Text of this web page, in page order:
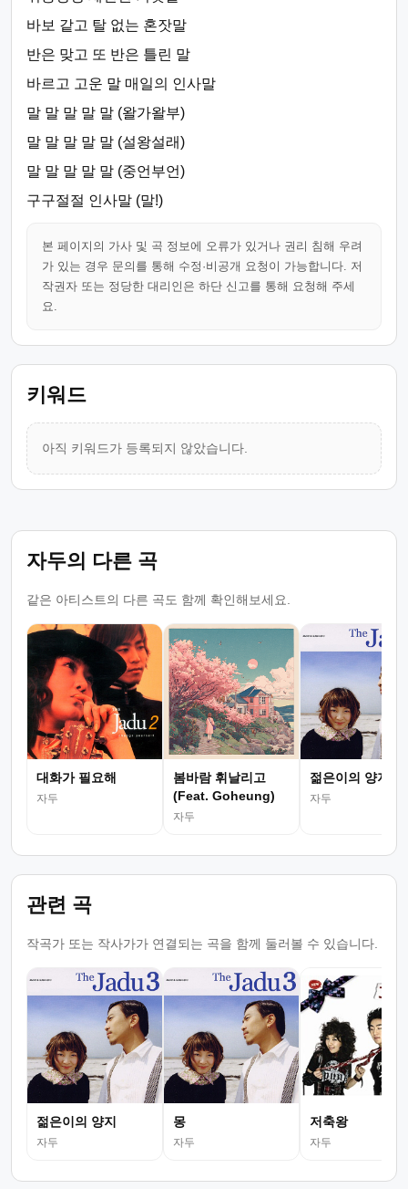
바보 같고 탈 없는 혼잣말
반은 맞고 또 반은 틀린 말
바르고 고운 말 매일의 인사말
말 말 말 말 말 (왈가왈부)
말 말 말 말 말 (설왕설래)
말 말 말 말 말 (중언부언)
구구절절 인사말 (말!)
본 페이지의 가사 및 곡 정보에 오류가 있거나 권리 침해 우려
가 있는 경우 문의를 통해 수정·비공개 요청이 가능합니다. 저
작권자 또는 정당한 대리인은 하단 신고를 통해 요청해 주세
요.
키워드
아직 키워드가 등록되지 않았습니다.
자두의 다른 곡
같은 아티스트의 다른 곡도 함께 확인해보세요.
대화가 필요해
자두
봄바람 휘날리고
(Feat. Goheung)
자두
젊은이의 양지
자두
관련 곡
작곡가 또는 작사가가 연결되는 곡을 함께 둘러볼 수 있습니다.
젊은이의 양지
자두
몽
자두
저축왕
자두